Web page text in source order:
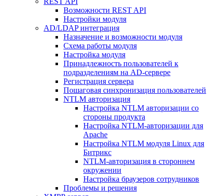
Возможности REST API
Настройки модуля
AD/LDAP интеграция
Назначение и возможности модуля
Схема работы модуля
Настройка модуля
Принадлежность пользователей к
подразделениям на AD-сервере
Регистрация сервера
Пошаговая синхронизация пользователей
NTLM авторизация
Настройка NTLM авторизации со
стороны продукта
Настройка NTLM-авторизации для
Apache
Настройка NTLM модуля Linux для
Битрикс
NTLM-авторизация в стороннем
окружении
Настройка браузеров сотрудников
Проблемы и решения